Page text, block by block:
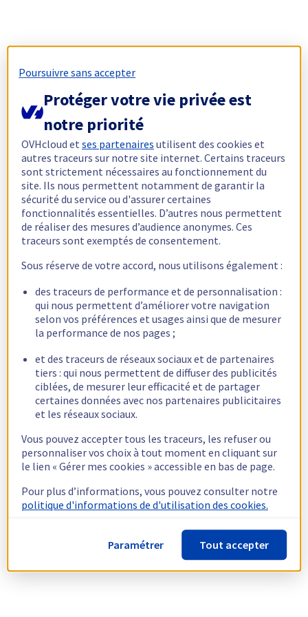
Poursuivre sans accepter
Protéger votre vie privée est
notre priorité
OVHcloud etses partenaires utilisent des cookies et
autres traceurs sur notre site internet. Certains traceurs
sont strictement nécessaires au fonctionnement du
site. Ils nous permettent notamment de garantir la
sécurité du service ou d'assurer certaines
fonctionnalités essentielles. D’autres nous permettent
de réaliser des mesures d’audience anonymes. Ces
traceurs sont exemptés de consentement.
Sous réserve de votre accord, nous utilisons également :
des traceurs de performance et de personnalisation :
qui nous permettent d’améliorer votre navigation
selon vos préférences et usages ainsi que de mesurer
la performance de nos pages ;
et des traceurs de réseaux sociaux et de partenaires
tiers : qui nous permettent de diffuser des publicités
ciblées, de mesurer leur efficacité et de partager
certaines données avec nos partenaires publicitaires
et les réseaux sociaux.
Vous pouvez accepter tous les traceurs, les refuser ou
personnaliser vos choix à tout moment en cliquant sur
le lien « Gérer mes cookies » accessible en bas de page.
Pour plus d’informations, vous pouvez consulter notre
politique d'informations de d'utilisation des cookies.
Paramétrer Tout accepter